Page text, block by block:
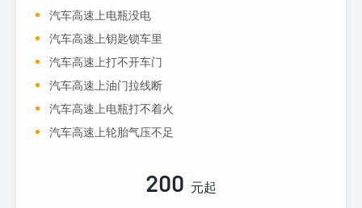
汽车高速上电瓶没电
汽车高速上钥匙锁车里
汽车高速上打不开车门
汽车高速上油门拉线断
汽车高速上电瓶打不着火
汽车高速上轮胎气压不足
200 元起